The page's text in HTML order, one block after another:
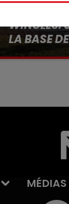
WINGLES:
LA BASE
La victime a
MÉDIAS